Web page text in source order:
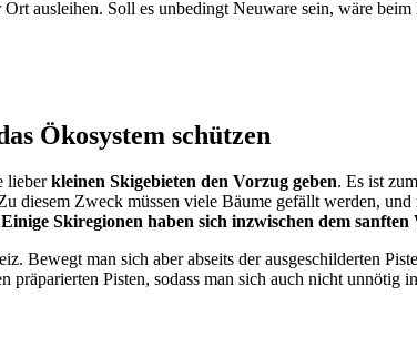
ausleihen. Soll es unbedingt Neuware sein, wäre
Ökosystem schützen
lieberkleinen Skigebieten den Vorzug geben. Es ist
diesem Zweck müssen viele Bäume gefällt werden,
Einige Skiregionen haben sich inzwischen dem
Bewegt man sich aber abseits der ausgeschilderten
Pisten, sodass man sich auch nicht unnötig